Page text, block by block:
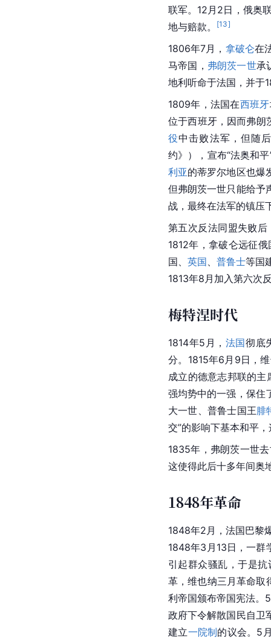
联军。12月2日，俄奥
地与赔款。
[13]
1806年7月， 拿破仑在
马帝国， 弗朗茨一世承
地利听命于法国，并于
1809年，法国在西班牙
位于西班牙，因而弗
役中击败法军，但随
约》），宣布“法奥和
利亚的蒂罗尔地区也爆
但弗朗茨一世只能给予
战，最终在法军的镇压
第五次反法同盟失败
1812年，拿破仑远征俄
国、 英国 普鲁士等国
1813年8月加入第六次
梅特涅时代
1814年5月， 法国彻底
分。1815年6月9日，
成立的德意志邦联的主
强均势中的一强，保住
大一世、普鲁士国王腓
交”的影响下基本和平
1835年，弗朗茨一世
这使得此后十多年间奥
1848年革命
1848年2月，法国巴黎
1848年3月13日，一群
引起群众骚乱，于是
革，维也纳三月革命取
利帝国颁布帝国宪法。
政府下令解散国民自卫
建立一院制的议会。5